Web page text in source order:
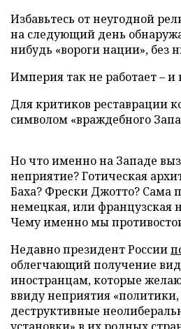
Избавьтесь от неугодной
на следующий день
нибудь «вороги нации», без
Империя так не работает – и
Для критиков реставрации
символом «враждебного
Но что именно на Западе
неприятие? Готическая
Баха? Фрески Джотто? Сама
немецкая, или французская
Чему именно мы
Недавно президент России
облегчающий получение
иностранцам, которые
ввиду неприятия
деструктивные